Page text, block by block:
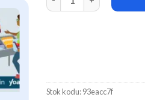
Stok kodu:93eacc7f